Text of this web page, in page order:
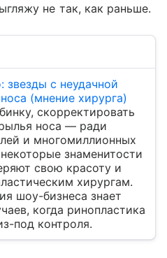
не так, как раньше.
звезды с неудачной
(мнение хирурга)
скорректировать
носа — ради
и многомиллионных
знаменитости
свою красоту и
хирургам.
шоу-бизнеса знает
когда ринопластика
под контроля.